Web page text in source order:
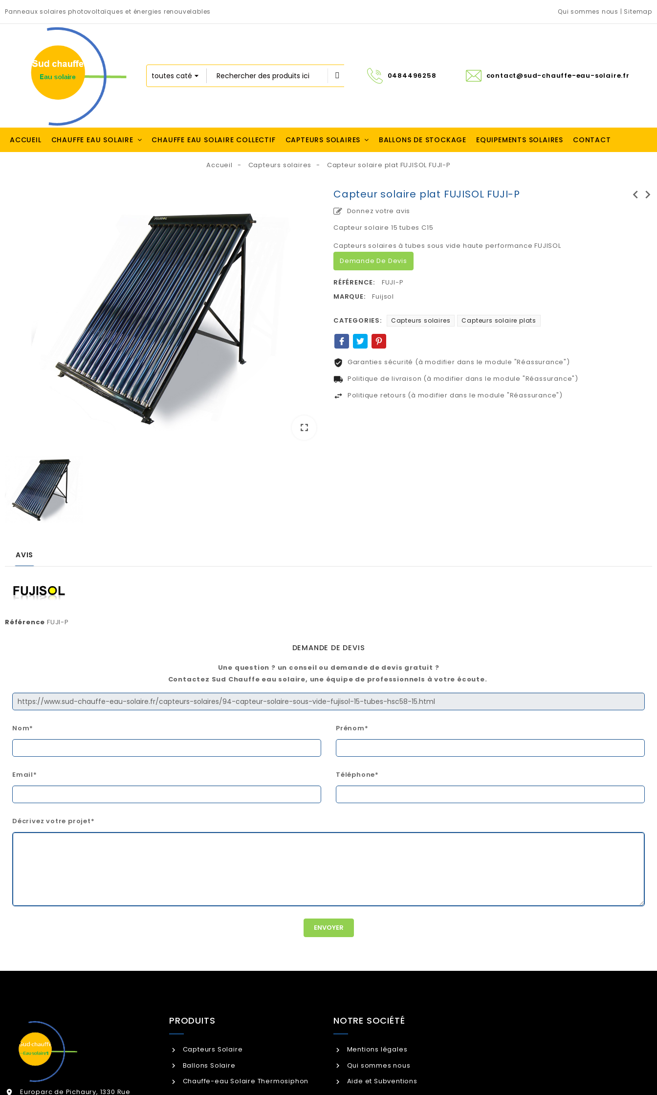
Panneaux solaires photovoltaïques et énergies renouvelables Qui sommes nous | Sitemap
0484496258 contact@sud-chauffe-eau-solaire.fr
ACCUEIL CHAUFFE EAU SOLAIRE CHAUFFE EAU SOLAIRE COLLECTIF CAPTEURS SOLAIRES BALLONS DE STOCKAGE EQUIPEMENTS SOLAIRES CONTACT
Accueil Capteurs solaires Capteur solaire plat FUJISOL FUJI-P
fullscreen
Capteur solaire plat FUJISOL FUJI-P chevron_left chevron_right
Donnez votre avis
Capteur solaire 15 tubes C15
Capteurs solaires à tubes sous vide haute performance FUJISOL
Demande De Devis
RÉFÉRENCE:
FUJI-P
MARQUE:
Fuijsol
CATEGORIES: Capteurs solaires Capteurs solaire plats
Garanties sécurité (à modifier dans le module "Réassurance")
Politique de livraison (à modifier dans le module "Réassurance")
Politique retours (à modifier dans le module "Réassurance")
AVIS
Référence FUJI-P
DEMANDE DE DEVIS
Une question ? un conseil ou demande de devis gratuit ?
Contactez Sud Chauffe eau solaire, une équipe de professionnels à votre écoute.
Nom* Prénom*
Email* Téléphone*
Décrivez votre projet*
 Europarc de Pichaury, 1330 Rue
PRODUITS
Capteurs Solaire
Ballons Solaire
Chauffe-eau Solaire Thermosiphon
NOTRE SOCIÉTÉ
Mentions légales
Qui sommes nous
Aide et Subventions